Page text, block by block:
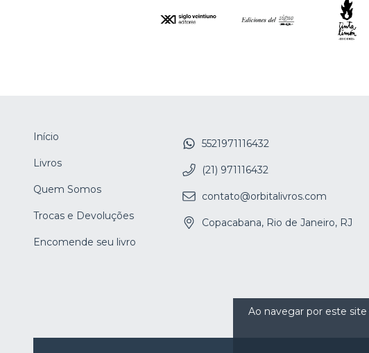
Ao navegar por este site
Início
Livros
Quem Somos
Trocas e Devoluções
Encomende seu livro
5521971116432
(21) 971116432
contato@orbitalivros.com
Copacabana, Rio de Janeiro, RJ